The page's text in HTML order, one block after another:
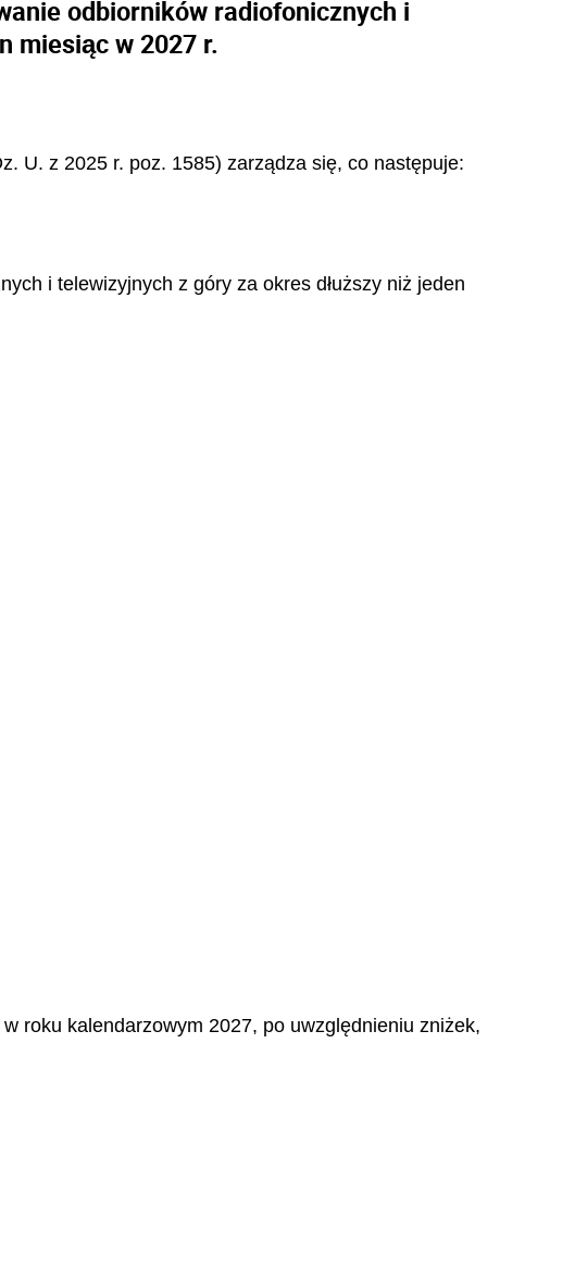
odbiorników radiofonicznych i
miesiąc w 2027 r.
U. z 2025 r. poz. 1585) zarządza się, co następuje:
i telewizyjnych z góry za okres dłuższy niż jeden
roku kalendarzowym 2027, po uwzględnieniu zniżek,